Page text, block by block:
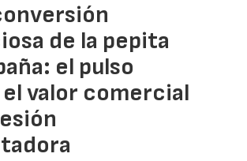
de la pepita
el pulso
valor comercial